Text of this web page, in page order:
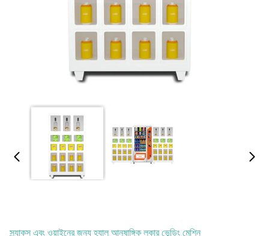
স্ন্যাকস এবং ওয়াইনের জন্য হ্যালু আনুষাঙ্গিক লকার ভেন্ডিং মেশিন